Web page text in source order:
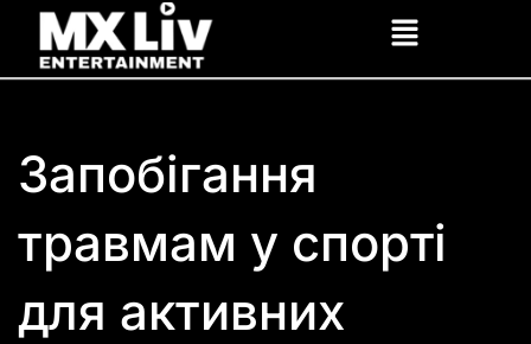
Запобігання
травмам у спорті
для активних